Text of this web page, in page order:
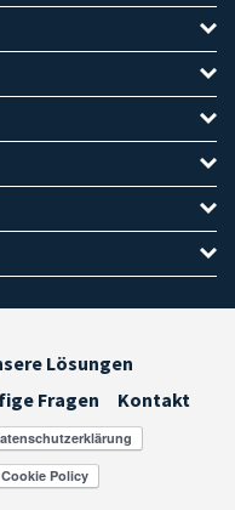
Lösungen
Fragen
Kontakt